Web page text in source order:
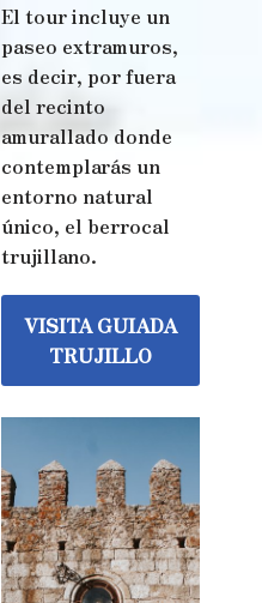
El tour incluye un
paseo extramuros,
es decir, por fuera
del recinto
amurallado donde
contemplarás un
entorno natural
único, el berrocal
trujillano.
VISITA GUIADA
TRUJILLO